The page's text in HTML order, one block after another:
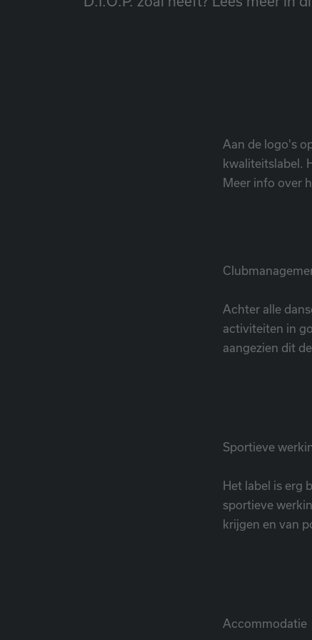
Aan de logo's
kwaliteitslabel.
Meer info over
Achter alle
activiteiten in
aangezien dit
Sportieve
Het label is erg
sportieve
krijgen en van
Accommodatie